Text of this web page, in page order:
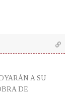
A SU
DE